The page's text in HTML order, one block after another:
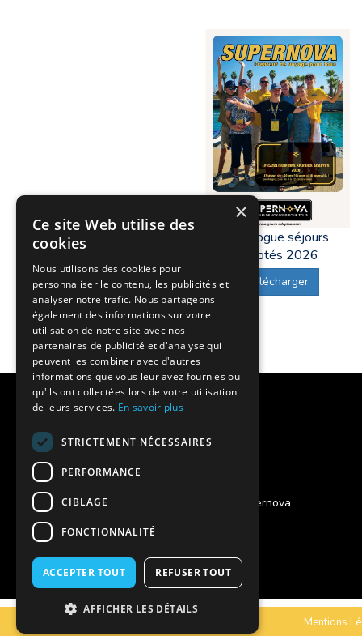
Catalogue séjours
adaptés 2026
Télécharger
Notre histoire
Nos engagements
Charte qualité
Projet des séjours adaptés Supernova
Vous êtes un foyer de vie ?
Assurances annulation
Mentions
×
Ce site Web utilise des
cookies
Nous utilisons des cookies pour
personnaliser le contenu, les publicités et
analyser notre trafic. Nous partageons
également des informations sur votre
utilisation de notre site avec nos
partenaires de publicité et d'analyse qui
peuvent les combiner avec d'autres
informations que vous leur avez fournies ou
qu'ils ont collectées lors de votre utilisation
de leurs services. En savoir plus
STRICTEMENT NÉCESSAIRES
PERFORMANCE
CIBLAGE
FONCTIONNALITÉ
ACCEPTER TOUT REFUSER TOUT
AFFICHER LES DÉTAILS